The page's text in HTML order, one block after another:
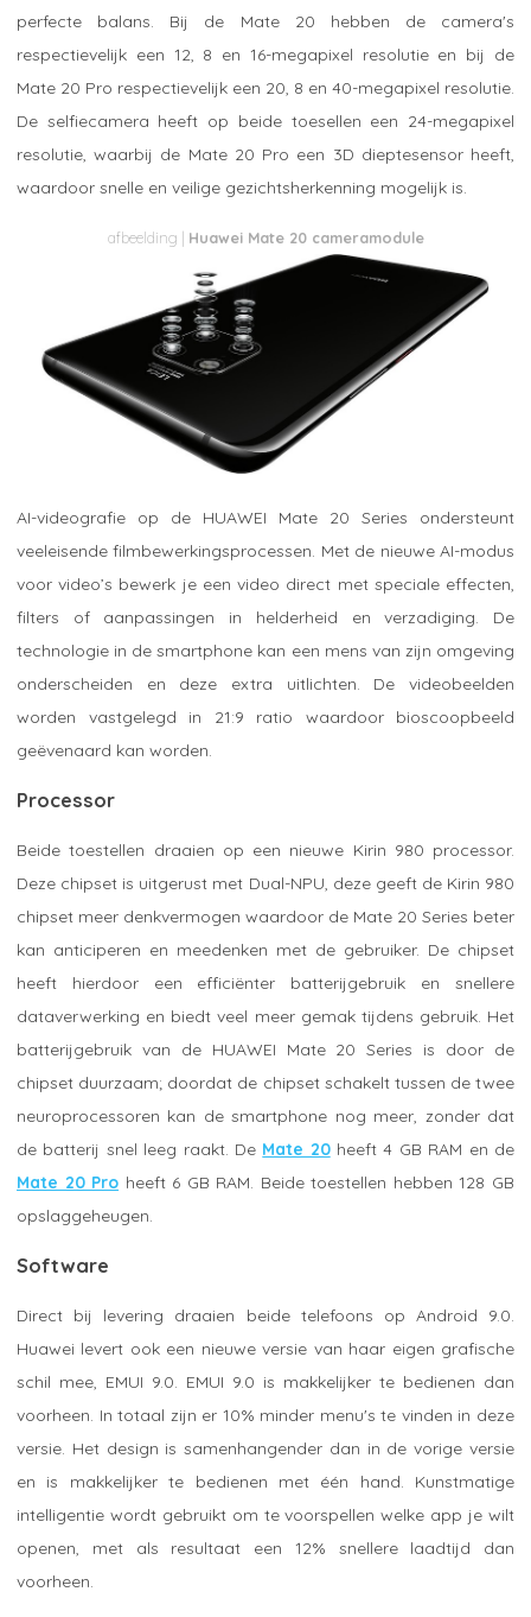
perfecte balans. Bij de Mate 20 hebben de camera's
respectievelijk een 12, 8 en 16-megapixel resolutie en bij de
Mate 20 Pro respectievelijk een 20, 8 en 40-megapixel resolutie.
De selfiecamera heeft op beide toesellen een 24-megapixel
resolutie, waarbij de Mate 20 Pro een 3D dieptesensor heeft,
waardoor snelle en veilige gezichtsherkenning mogelijk is.
Huawei Mate 20 cameramodule
AI-videografie op de HUAWEI Mate 20 Series ondersteunt
veeleisende filmbewerkingsprocessen. Met de nieuwe AI-modus
voor video’s bewerk je een video direct met speciale effecten,
filters of aanpassingen in helderheid en verzadiging. De
technologie in de smartphone kan een mens van zijn omgeving
onderscheiden en deze extra uitlichten. De videobeelden
worden vastgelegd in 21:9 ratio waardoor bioscoopbeeld
geëvenaard kan worden.
Processor
Beide toestellen draaien op een nieuwe Kirin 980 processor.
Deze chipset is uitgerust met Dual-NPU, deze geeft de Kirin 980
chipset meer denkvermogen waardoor de Mate 20 Series beter
kan anticiperen en meedenken met de gebruiker. De chipset
heeft hierdoor een efficiënter batterijgebruik en snellere
dataverwerking en biedt veel meer gemak tijdens gebruik. Het
batterijgebruik van de HUAWEI Mate 20 Series is door de
chipset duurzaam; doordat de chipset schakelt tussen de twee
neuroprocessoren kan de smartphone nog meer, zonder dat
de batterij snel leeg raakt. De Mate 20heeft 4 GB RAM en de
Mate 20 Pro heeft 6 GB RAM. Beide toestellen hebben 128 GB
opslaggeheugen.
Software
Direct bij levering draaien beide telefoons op Android 9.0.
Huawei levert ook een nieuwe versie van haar eigen grafische
schil mee, EMUI 9.0. EMUI 9.0 is makkelijker te bedienen dan
voorheen. In totaal zijn er 10% minder menu's te vinden in deze
versie. Het design is samenhangender dan in de vorige versie
en is makkelijker te bedienen met één hand. Kunstmatige
intelligentie wordt gebruikt om te voorspellen welke app je wilt
openen, met als resultaat een 12% snellere laadtijd dan
voorheen.